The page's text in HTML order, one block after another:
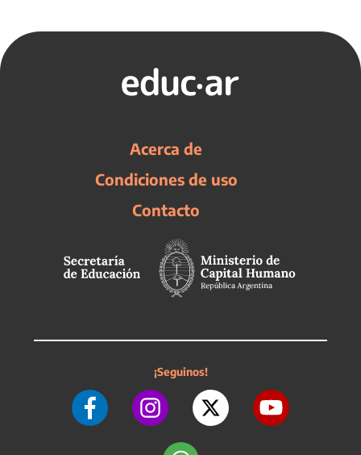
Acerca de
Condiciones de uso
Contacto
¡Seguinos!